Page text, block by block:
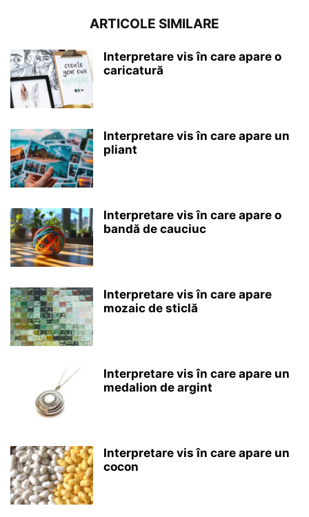
ARTICOLE SIMILARE
Interpretare vis în care apare o
caricatură
Interpretare vis în care apare un
pliant
Interpretare vis în care apare o
bandă de cauciuc
Interpretare vis în care apare
mozaic de sticlă
Interpretare vis în care apare un
medalion de argint
Interpretare vis în care apare un
cocon